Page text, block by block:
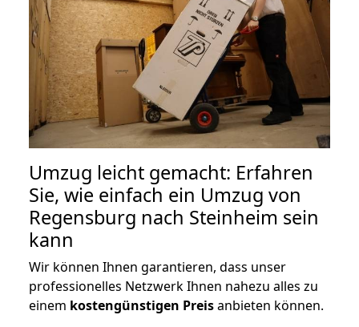
Umzug leicht gemacht: Erfahren
Sie, wie einfach ein Umzug von
Regensburg nach Steinheim sein
kann
Wir können Ihnen garantieren, dass unser
professionelles Netzwerk Ihnen nahezu alles zu
einem kostengünstigen Preisanbieten können.